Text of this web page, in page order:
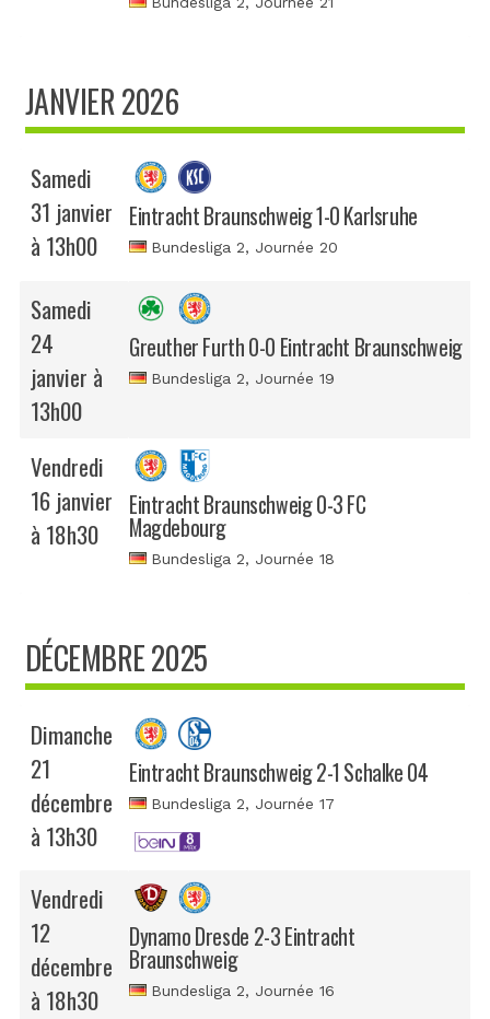
JANVIER 2026
Samedi
31 janvier
à 13h00
Eintracht Braunschweig 1-0 Karlsruhe
Bundesliga 2, Journée 20
Samedi
24
janvier à
13h00
Greuther Furth 0-0 Eintracht Braunschweig
Bundesliga 2, Journée 19
Vendredi
16 janvier
à 18h30
Eintracht Braunschweig 0-3 FC
Magdebourg
Bundesliga 2, Journée 18
DÉCEMBRE 2025
Dimanche
21
décembre
à 13h30
Eintracht Braunschweig 2-1 Schalke 04
Bundesliga 2, Journée 17
Vendredi
12
décembre
à 18h30
Dynamo Dresde 2-3 Eintracht
Braunschweig
Bundesliga 2, Journée 16